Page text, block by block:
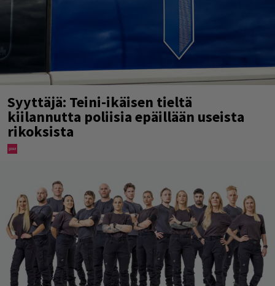
Syyttäjä: Teini-ikäisen tieltä
kiilannutta poliisia epäillään useista
rikoksista